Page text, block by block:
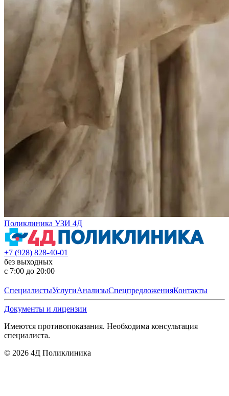
Поликлиника УЗИ 4Д
+7 (928) 828-40-01
без выходных
с 7:00 до 20:00
СпециалистыУслугиАнализыСпецпредложенияКонтакты
Документы и лицензии
Имеются противопоказания. Необходима консультация
специалиста.
© 2026 4Д Поликлиника